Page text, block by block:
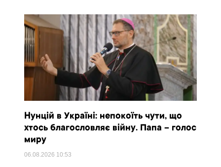
Нунцій в Україні: непокоїть чути, що
хтось благословляє війну. Папа – голос
миру
06.08.2026 10:53